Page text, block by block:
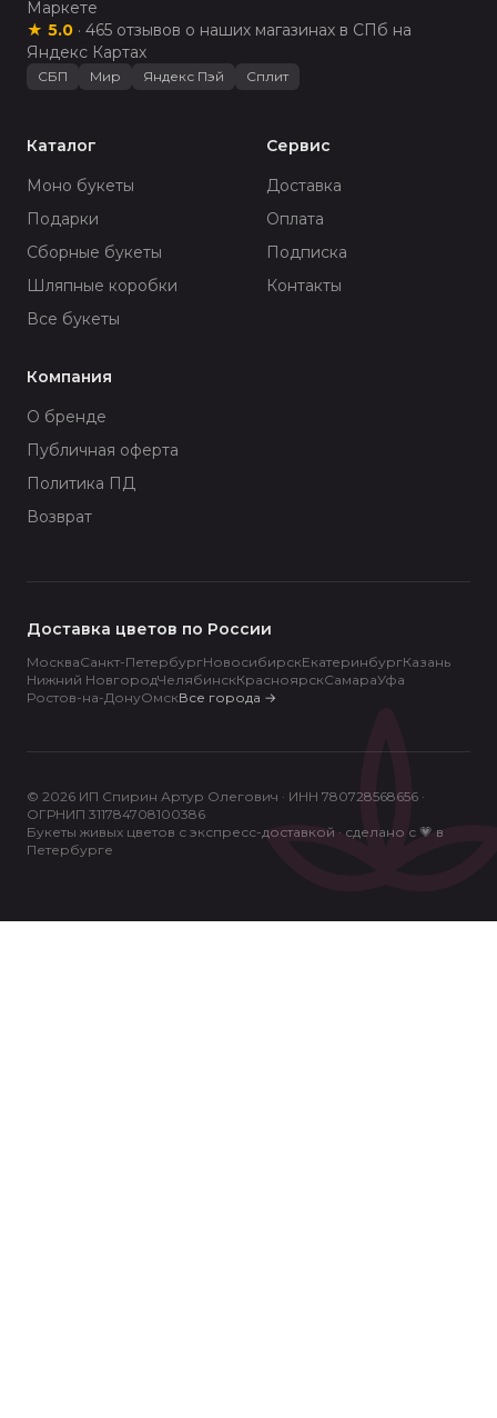
Маркете
★ 5.0 · 465 отзывов о наших магазинах в СПб на
Яндекс Картах
СБП Мир Яндекс Пэй Сплит
Каталог
Моно букеты
Подарки
Сборные букеты
Шляпные коробки
Все букеты
Сервис
Доставка
Оплата
Подписка
Контакты
Компания
О бренде
Публичная оферта
Политика ПД
Возврат
Доставка цветов по России
МоскваСанкт-ПетербургНовосибирскЕкатеринбургКазань
Нижний НовгородЧелябинскКрасноярскСамараУфа
Ростов-на-ДонуОмскВсе города →
© 2026 ИП Спирин Артур Олегович · ИНН 780728568656 ·
ОГРНИП 311784708100386
Букеты живых цветов с экспресс-доставкой · сделано с 💗 в
Петербурге